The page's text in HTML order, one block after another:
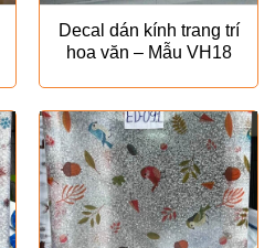
Decal dán kính trang trí
hoa văn – Mẫu VH18